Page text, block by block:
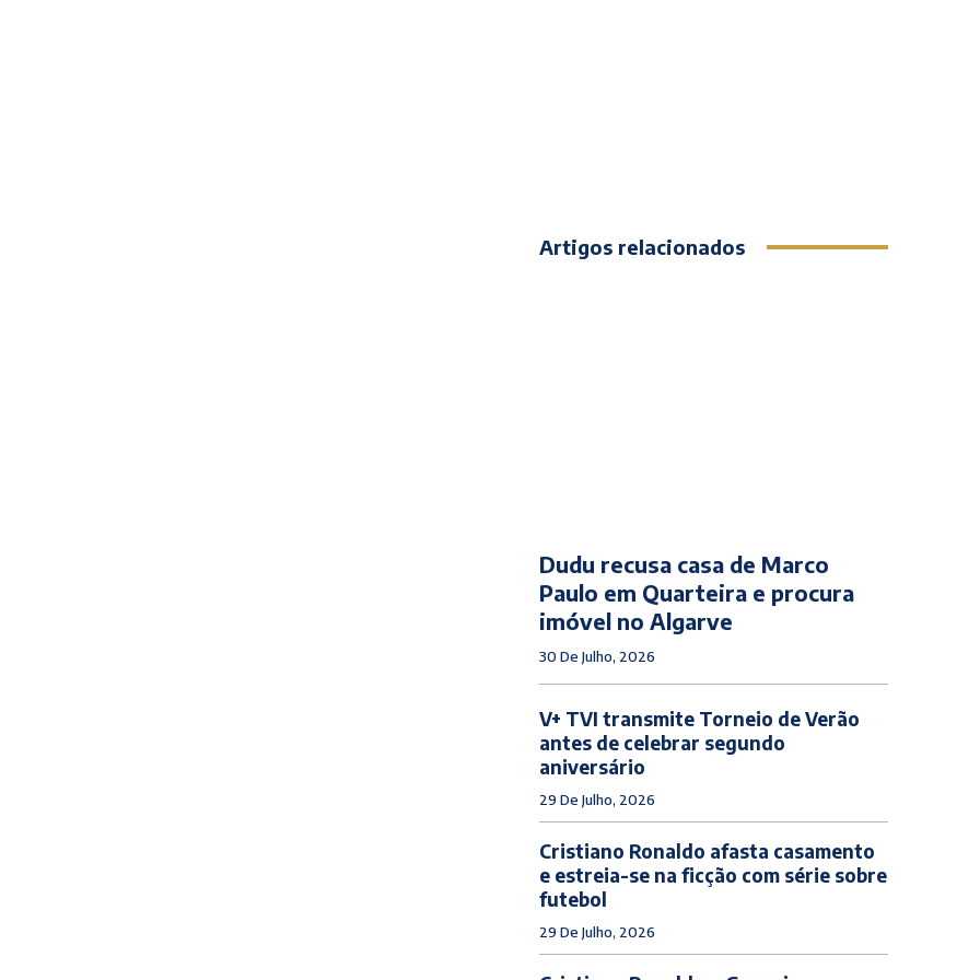
Artigos relacionados
Dudu recusa casa de Marco
Paulo em Quarteira e procura
imóvel no Algarve
30 De Julho, 2026
V+ TVI transmite Torneio de Verão
antes de celebrar segundo
aniversário
29 De Julho, 2026
Cristiano Ronaldo afasta casamento
e estreia-se na ficção com série sobre
futebol
29 De Julho, 2026